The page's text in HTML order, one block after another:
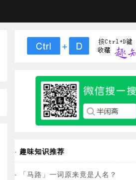
· 趣味知识推荐
· 「马路」一词原来竟是人名？